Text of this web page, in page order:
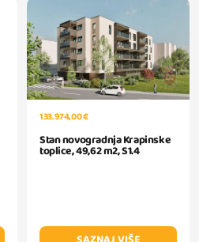
133.974,00 €
Stan novogradnja Krapinske
toplice, 49,62 m2, S1.4